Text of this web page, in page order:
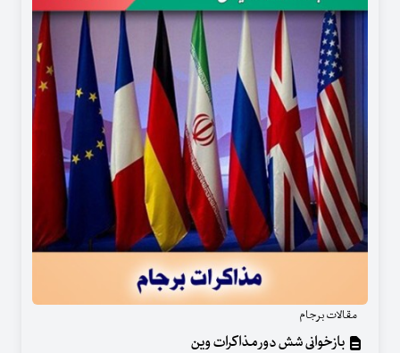
مقالات برجام
بازخوانی شش دور مذاکرات وین